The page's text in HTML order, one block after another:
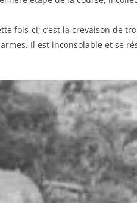
fois-ci; c’est la crevaison de
Il est inconsolable et se